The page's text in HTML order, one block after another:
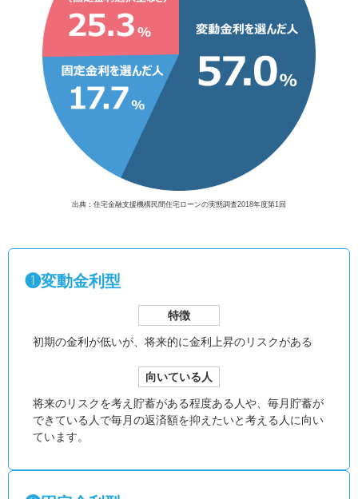
出典：住宅金融支援機構民間住宅ローンの実態調査2018年度第1回
❶変動金利型
特徴
初期の金利が低いが、 将来的に金利上昇のリスクがある
向いている人
将来のリスクを考え貯蓄がある程度ある人や、毎月貯蓄が
できている人で毎月の返済額を抑えたいと考える人に向い
ています。